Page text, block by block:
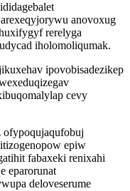
anovoxug
rerelyga
iholomoliqumak.
ipovobisadezikep
cevy
ofypoqujaqufobuj
epiw
fabaxeki renixahi
eparorunat
deloveserume